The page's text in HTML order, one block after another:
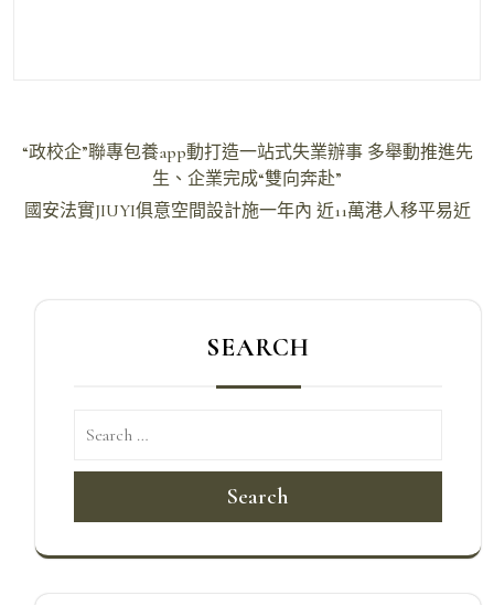
文
導
“政校企”聯專包養app動打造一站式失業辦事 多舉動推進先
生、企業完成“雙向奔赴”
國安法實JIUYI俱意空間設計施一年內 近11萬港人移平易近
SEARCH
Search